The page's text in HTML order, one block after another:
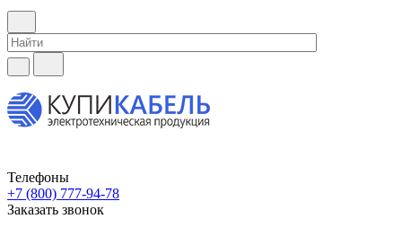
Телефоны
+7 (800) 777-94-78
Заказать звонок